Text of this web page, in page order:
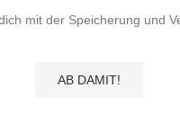
mit der Speicherung und